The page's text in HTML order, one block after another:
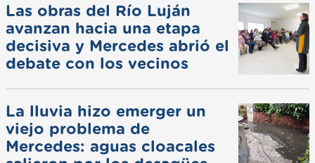
Las obras del Río Luján
avanzan hacia una etapa
decisiva y Mercedes abrió el
debate con los vecinos
La lluvia hizo emerger un
viejo problema de
Mercedes: aguas cloacales